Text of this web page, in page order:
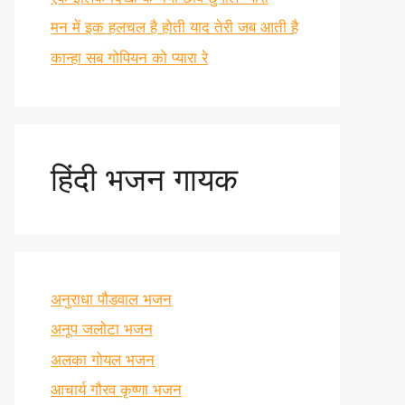
मन में इक हलचल है होती याद तेरी जब आती है
कान्हा सब गोपियन को प्यारा रे
हिंदी भजन गायक
अनुराधा पौडवाल भजन
अनूप जलोटा भजन
अलका गोयल भजन
आचार्य गौरव कृष्णा भजन